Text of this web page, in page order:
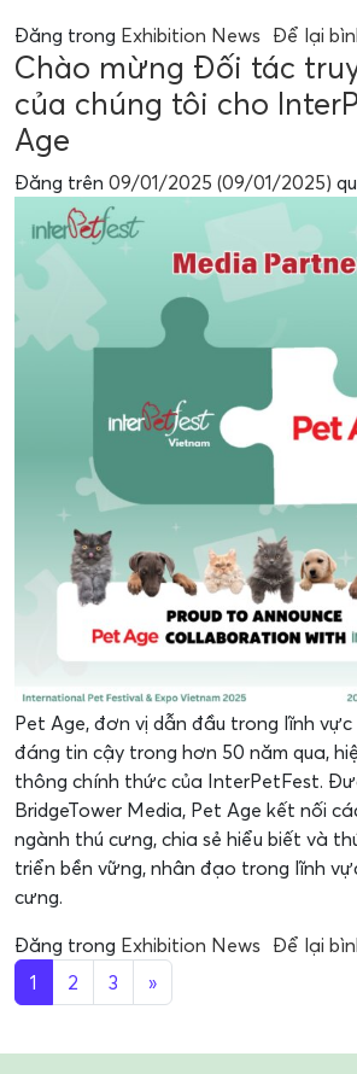
Đăng trong Exhibition News Để lại
Chào mừng Đối tác
của chúng tôi cho
Age
Đăng trên 09/01/2025 (09/01/2025)
Pet Age, đơn vị dẫn đầu trong lĩnh
đáng tin cậy trong hơn 50 năm qua,
thông chính thức của InterPetFest.
BridgeTower Media, Pet Age kết nối
ngành thú cưng, chia sẻ hiểu biết và
triển bền vững, nhân đạo trong lĩnh
cưng.
Đăng trong Exhibition News Để lại
1
2 3 »